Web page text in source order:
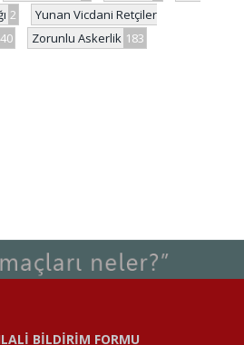
2
Yunan Vicdani Retçiler
40 Zorunlu Askerlik 183
BİLDİRİM FORMU